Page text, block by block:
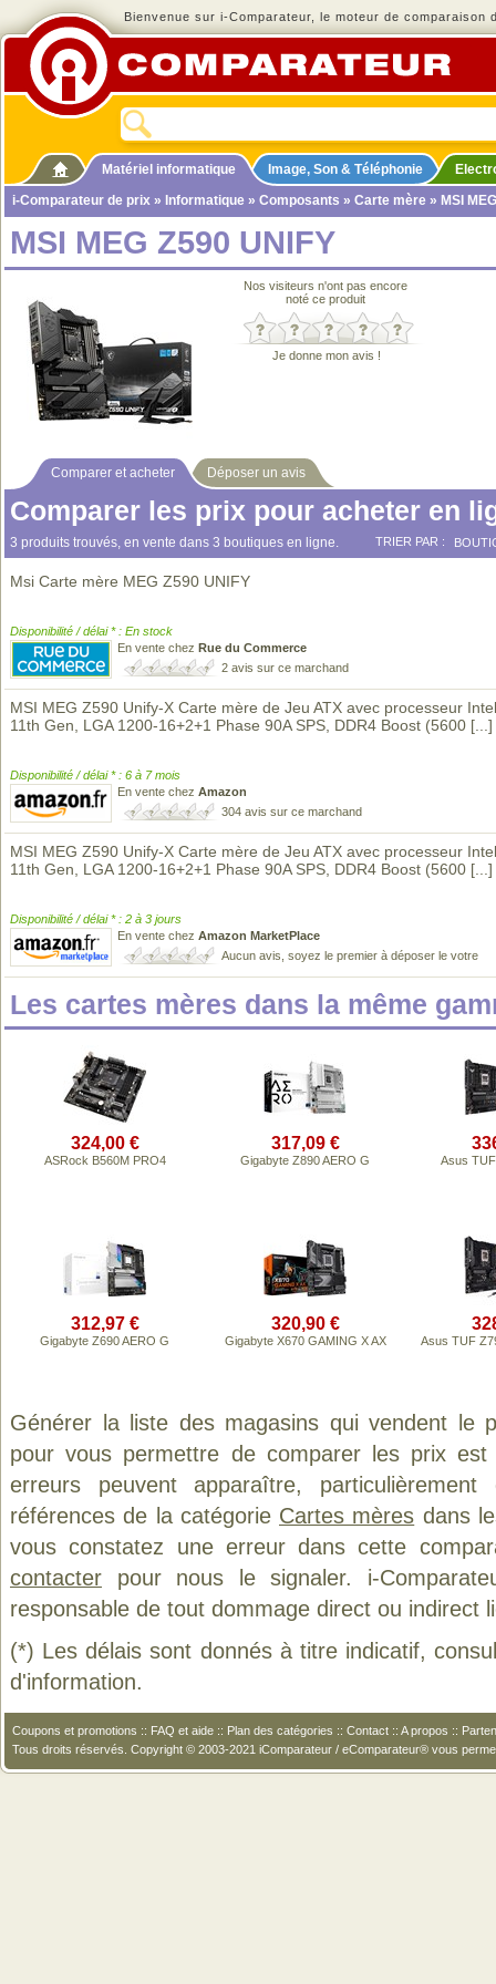
Bienvenue sur i-Comparateur, le moteur de comparaison
Matériel informatique Image, Son & Téléphonie
i-Comparateur de prix » Informatique » Composants » Carte mère » MSI
MSI MEG Z590 UNIFY
Nos visiteurs n'ont pas encore
noté ce produit
Je donne mon avis !
Comparer et acheter Déposer un avis
Comparer les prix pour acheter en
3 produits trouvés, en vente dans 3 boutiques en ligne. TRIER PAR :
Msi Carte mère MEG Z590 UNIFY
Disponibilité / délai * : En stock
En vente chez Rue du Commerce
2 avis sur ce marchand
MSI MEG Z590 Unify-X Carte mère de Jeu ATX avec processeur
11th Gen, LGA 1200-16+2+1 Phase 90A SPS, DDR4 Boost (5600 [...]
Disponibilité / délai * : 6 à 7 mois
En vente chez Amazon
304 avis sur ce marchand
MSI MEG Z590 Unify-X Carte mère de Jeu ATX avec processeur
11th Gen, LGA 1200-16+2+1 Phase 90A SPS, DDR4 Boost (5600 [...]
Disponibilité / délai * : 2 à 3 jours
En vente chez Amazon MarketPlace
Aucun avis, soyez le premier à déposer le votre
Les cartes mères dans la même
324,00 €
ASRock B560M PRO4
317,09 €
Gigabyte Z890 AERO G Asus
312,97 €
Gigabyte Z690 AERO G
320,90 €
Gigabyte X670 GAMING X AX Asus TUF
Générer la liste des magasins qui vendent le
pour vous permettre de comparer les prix
erreurs peuvent apparaître,
références de la catégorie Cartes mères dans
vous constatez une erreur dans cette
contacter pour nous le signaler. i-
responsable de tout dommage direct ou indirect
(*) Les délais sont donnés à titre indicatif,
d'information.
Coupons et promotions :: FAQ et aide :: Plan des catégories :: Contact :: A propos ::
Tous droits réservés. Copyright © 2003-2021 iComparateur / eComparateur® vous